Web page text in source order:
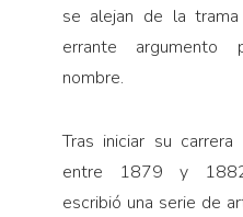
se alejan de la
errante argumento
nombre.
Tras iniciar su
entre 1879 y 1882
escribió una serie de